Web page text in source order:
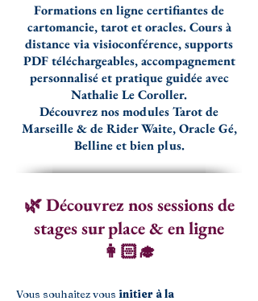
Formations en ligne certifiantes de
cartomancie, tarot et oracles. Cours à
distance via visioconférence, supports
PDF téléchargeables, accompagnement
personnalisé et pratique guidée avec
Nathalie Le Coroller.
Découvrez nos modules Tarot de
Marseille & de Rider Waite, Oracle Gé,
Belline et bien plus.
🌿 Découvrez nos sessions de
stages sur place & en ligne
👩🏻‍🎓
Vous souhaitez vous initier à la